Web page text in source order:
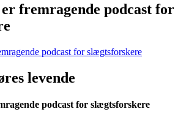
fremragende podcast for
levende
podcast for slægtsforskere